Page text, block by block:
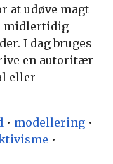
at udøve magt
midlertidig
I dag bruges
en autoritær
eller
• modellering •
•